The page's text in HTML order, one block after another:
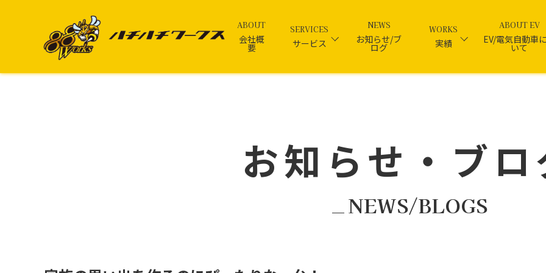
ABOUT
会社概
要
SERVICES
サービス
NEWS
お知らせ/ブ
ログ
WORKS
実績
ABOUT EV
EV/電気自動車
いて
お知らせ・ブ
NEWS/BLOGS